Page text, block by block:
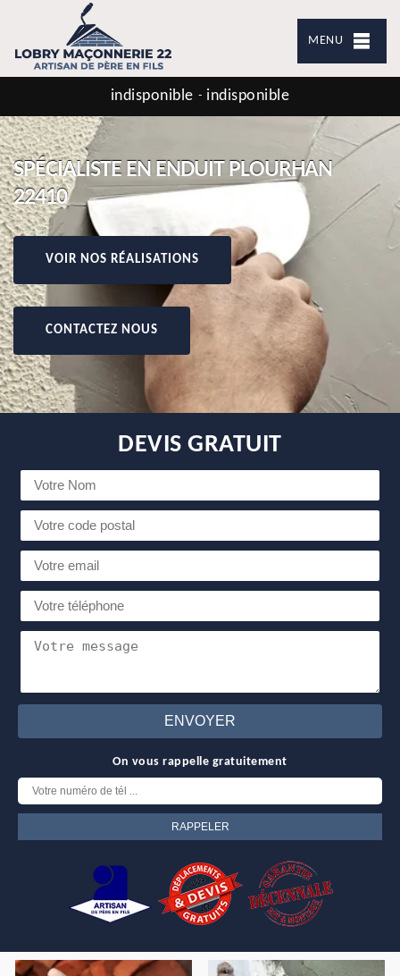
MENU
indisponible - indisponible
SPÉCIALISTE EN ENDUIT PLOURHAN
22410
VOIR NOS RÉALISATIONS
CONTACTEZ NOUS
DEVIS GRATUIT
On vous rappelle gratuitement